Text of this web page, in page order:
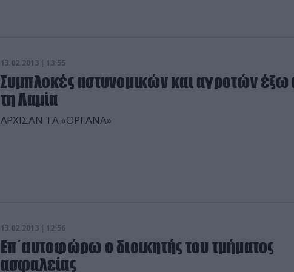
13.02.2013 | 13:55
Συμπλοκές αστυνομικών και αγροτών έξω
τη Λαμία
ΑΡΧΙΣΑΝ ΤΑ «ΟΡΓΑΝΑ»
13.02.2013 | 12:56
Επ΄αυτοφώρω ο διοικητής του τμήματος
ασφαλείας